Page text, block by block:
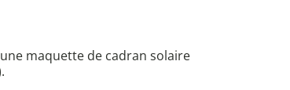
maquette de cadran solaire